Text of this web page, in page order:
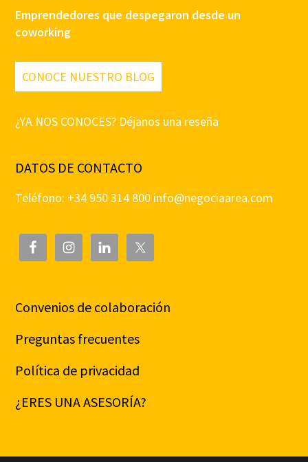
Emprendedores que despegaron desde un
coworking
CONOCE NUESTRO BLOG
¿YA NOS CONOCES? Déjanos una reseña
DATOS DE CONTACTO
Teléfono: +34 950 314 800 info@negociaarea.com
Convenios de colaboración
Preguntas frecuentes
Política de privacidad
¿ERES UNA ASESORÍA?